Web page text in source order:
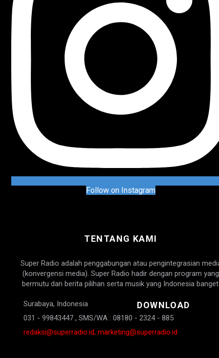
Follow on Instagram
TENTANG KAMI
Super Radio adalah penggabungan atau pengintegrasian
(konvergensi media). Super Radio hadir dengan program yang
bermutu dan berita pilihan serta musik yang Indonesia
Surabaya, Indonesia
031 - 99843447 , SMS/WA : 08180 - 2324 - 885
redaksi@superradio.id, marketing@superradio.id
DOWNLOAD